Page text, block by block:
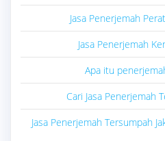
Jasa Penerjemah
Jasa Penerjemah
Apa itu
Cari Jasa Penerjemah
Jasa Penerjemah Tersumpah